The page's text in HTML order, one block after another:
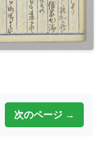
次のページ →